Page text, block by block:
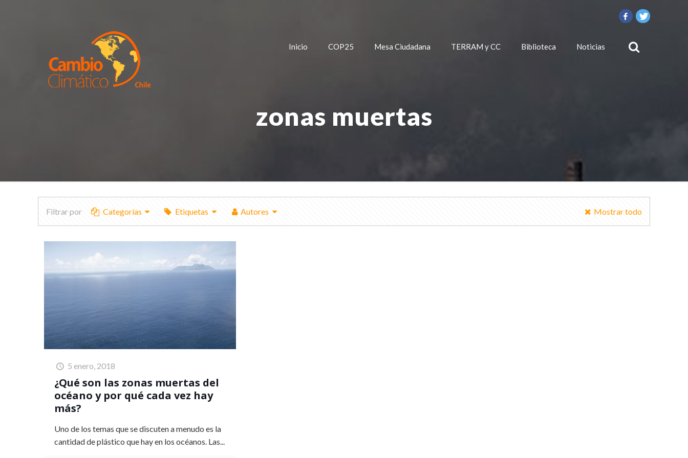
Inicio COP25 Mesa Ciudadana TERRAM y CC Biblioteca Noticias
zonas muertas
Filtrar por Categorías Etiquetas Autores Mostrar todo
5 enero, 2018
¿Qué son las zonas muertas del
océano y por qué cada vez hay
más?
Uno de los temas que se discuten a menudo es la
cantidad de plástico que hay en los océanos. Las...